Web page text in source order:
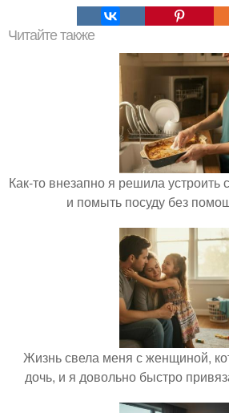
Читайте также
Как-то внезапно я решила
и помыть посуду без
Жизнь свела меня с женщиной,
дочь, и я довольно быстро